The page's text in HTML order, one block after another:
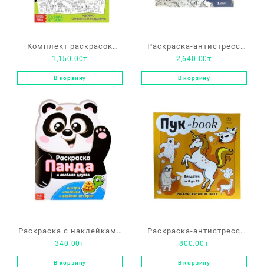
Комплект раскрасок
«Синий трактор»
1,150.00₸
В корзину
Раскраска-антистресс
«Мир Толкина.
Фантастические
2,640.00₸
В корзину
Раскраска с наклейками
«Панда и весёлые
друзья»
340.00₸
В корзину
Раскраска-антистресс
«Пукбук»
800.00₸
В корзину